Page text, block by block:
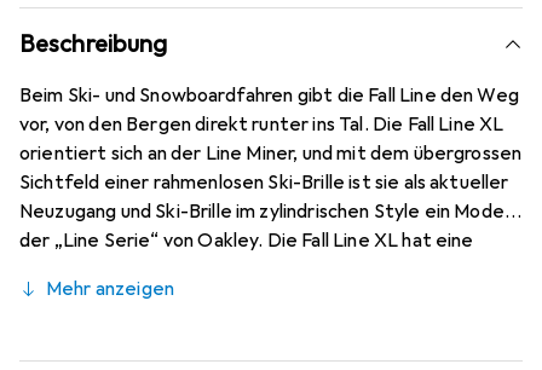
Beschreibung
Beim Ski- und Snowboardfahren gibt die Fall Line den Weg
vor, von den Bergen direkt runter ins Tal. Die Fall Line XL
orientiert sich an der Line Miner, und mit dem übergrossen
Sichtfeld einer rahmenlosen Ski-Brille ist sie als aktueller
Neuzugang und Ski-Brille im zylindrischen Style ein Modell
der „Line Serie“ von Oakley. Die Fall Line XL hat eine
Gesichtsformen geeignet. Ihr Design ist mit den meisten
lässt sich das Glas schnell und einfach tauschen. Eine
Mehr anzeigen